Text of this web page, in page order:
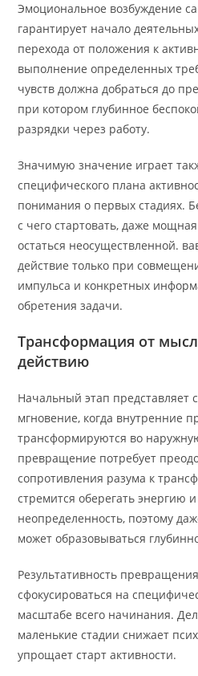
Эмоциональное возбуждение
гарантирует начало
перехода от положения к
выполнение определенных
чувств должна добраться до
при котором глубинное
разрядки через работу.
Значимую значение играет
специфического плана
понимания о первых стадиях.
с чего стартовать, даже
остаться неосуществленной.
действие только при
импульса и конкретных
обретения задачи.
Трансформация от
действию
Начальный этап
мгновение, когда внутренние
трансформируются во
превращение потребует
сопротивления разума к
стремится оберегать энергию
неопределенность, поэтому
может образовываться
Результативность
сфокусироваться на
масштабе всего начинания.
маленькие стадии снижает
упрощает старт активности.